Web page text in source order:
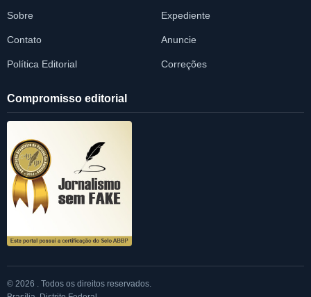
Sobre Expediente
Contato Anuncie
Política Editorial Correções
Compromisso editorial
© 2026 . Todos os direitos reservados.